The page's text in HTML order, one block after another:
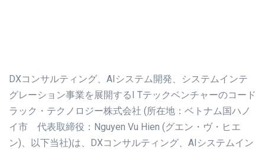
DXコンサルティング、AIシステム開発、システムインテ
グレーション事業を展開するI Tテックベンチャーのコード
ラック・テクノロジー株式会社 (所在地：ベトナム国ハノ
イ市 代表取締役：Nguyen Vu Hien (グエン・ヴ・ヒエ
ン)、以下当社)は、DXコンサルティング、AIシステムイン